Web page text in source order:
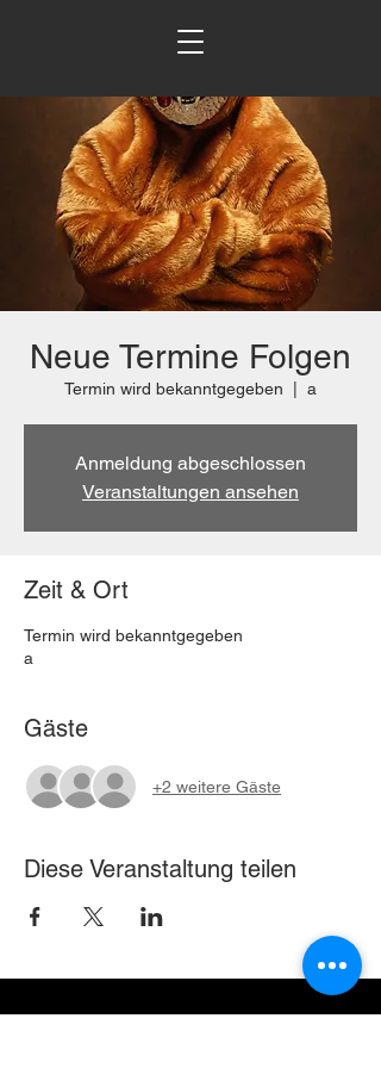
Neue Termine Folgen
Termin wird bekanntgegeben a
Anmeldung abgeschlossen
Veranstaltungen ansehen
Zeit & Ort
Termin wird bekanntgegeben
a
Gäste
+2 weitere Gäste
Diese Veranstaltung teilen